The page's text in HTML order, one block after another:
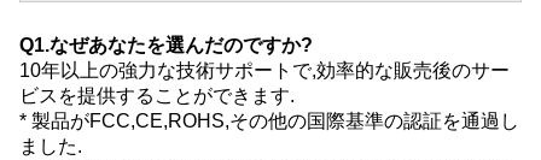
Q1.なぜあなたを選んだのですか?
10年以上の強力な技術サポートで,効率的な販売後のサー
ビスを提供することができます.
* 製品がFCC,CE,ROHS,その他の国際基準の認証を通過し
ました.